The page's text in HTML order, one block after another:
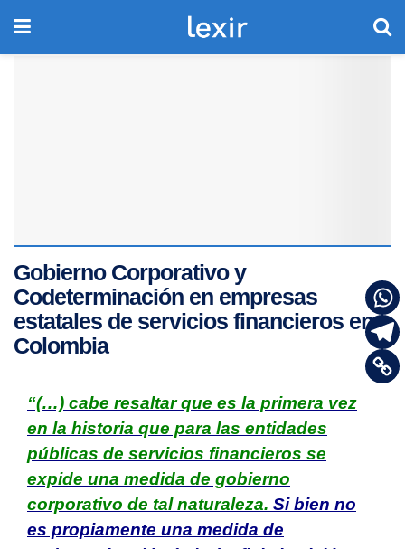
Gobierno Corporativo y
Codeterminación en empresas
estatales de servicios financieros en
Colombia
“(…) cabe resaltar que es la primera vez
en la historia que para las entidades
públicas de servicios financieros se
expide una medida de gobierno
corporativo de tal naturaleza. Si bien no
es propiamente una medida de